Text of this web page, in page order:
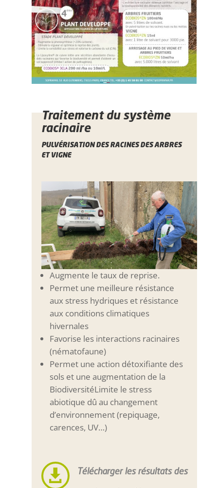
Traitement du système
racinaire
PULVÉRISATION DES RACINES DES ARBRES
ET VIGNE
Augmente le taux de reprise.
Permet une meilleure résistance
aux stress hydriques et résistance
aux conditions climatiques
hivernales
Favorise les interactions racinaires
(nématofaune)
Permet une action détoxifiante des
sols et une augmentation de la
BiodiversitéLimite le stress
abiotique dû au changement
d’environnement (repiquage,
carences, UV…)
 Télécharger les résultats des